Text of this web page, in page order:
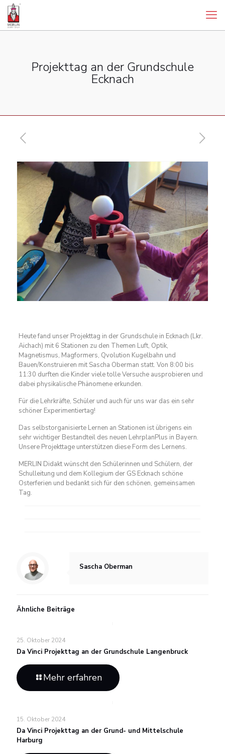
Projekttag an der Grundschule
Ecknach
Heute fand unser Projekttag in der Grundschule in Ecknach (Lkr.
Aichach) mit 6 Stationen zu den Themen Luft, Optik,
Magnetismus, Magformers, Qvolution Kugelbahn und
Bauen/Konstruieren mit Sascha Oberman statt. Von 8:00 bis
11:30 durften die Kinder viele tolle Versuche ausprobieren und
dabei physikalische Phänomene erkunden.
Für die Lehrkräfte, Schüler und auch für uns war das ein sehr
schöner Experimentiertag!
Das selbstorganisierte Lernen an Stationen ist übrigens ein
sehrwichtiger Bestandteil des neuen LehrplanPlus in Bayern.
Unsere Projekttage unterstützen diese Form des Lernens.
MERLIN Didakt wünscht den Schülerinnen und Schülern, der
Schulleitung und dem Kollegium der GS Ecknach schöne
Osterferien und bedankt sich für den schönen, gemeinsamen
Tag.
Sascha Oberman
Ähnliche Beiträge
25. Oktober 2024
Da Vinci Projekttag an der Grundschule Langenbruck
Mehr erfahren
15. Oktober 2024
Da Vinci Projekttag an der Grund- und Mittelschule
Harburg